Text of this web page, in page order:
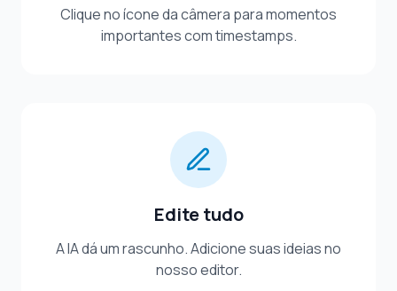
Clique no ícone da câmera para momentos
importantes com timestamps.
Edite tudo
A IA dá um rascunho. Adicione suas ideias no
nosso editor.